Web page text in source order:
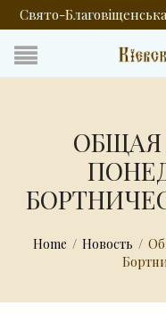
Свято-
Home / Новость /